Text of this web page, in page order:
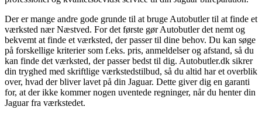
Der er mange andre gode grunde til at bruge Autobutler til at finde et
værksted nær Næstved. For det første gør Autobutler det nemt og
bekvemt at finde et værksted, der passer til dine behov. Du kan søge
på forskellige kriterier som f.eks. pris, anmeldelser og afstand, så du
kan finde det værksted, der passer bedst til dig. Autobutler.dk sikrer
din tryghed med skriftlige værkstedstilbud, så du altid har et overblik
over, hvad der bliver lavet på din Jaguar. Dette giver dig en garanti
for, at der ikke kommer nogen uventede regninger, når du henter din
Jaguar fra værkstedet.